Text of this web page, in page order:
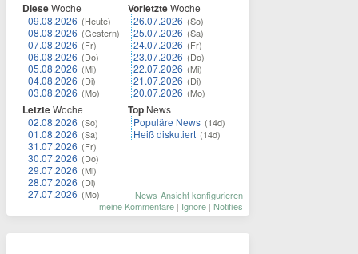
DieseWoche
09.08.2026 (Heute)
08.08.2026 (Gestern)
07.08.2026 (Fr)
06.08.2026 (Do)
05.08.2026 (Mi)
04.08.2026 (Di)
03.08.2026 (Mo)
LetzteWoche
02.08.2026 (So)
01.08.2026 (Sa)
31.07.2026 (Fr)
30.07.2026 (Do)
29.07.2026 (Mi)
28.07.2026 (Di)
27.07.2026 (Mo)
VorletzteWoche
26.07.2026 (So)
25.07.2026 (Sa)
24.07.2026 (Fr)
23.07.2026 (Do)
22.07.2026 (Mi)
21.07.2026 (Di)
20.07.2026 (Mo)
Top News
Populäre News (14d)
Heiß diskutiert (14d)
News-Ansicht konfigurieren
meine Kommentare | Ignore | Notifies